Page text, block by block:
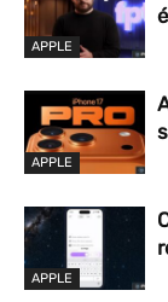
APPLE
APPLE
APPLE